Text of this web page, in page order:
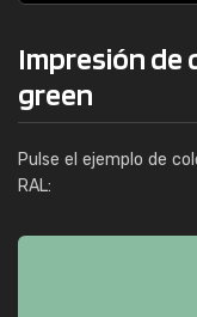
Impresión de
green
Pulse el ejemplo de
RAL: